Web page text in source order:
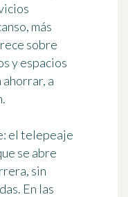
más
sobre
y espacios
a
el telepeaje
se abre
sin
En las